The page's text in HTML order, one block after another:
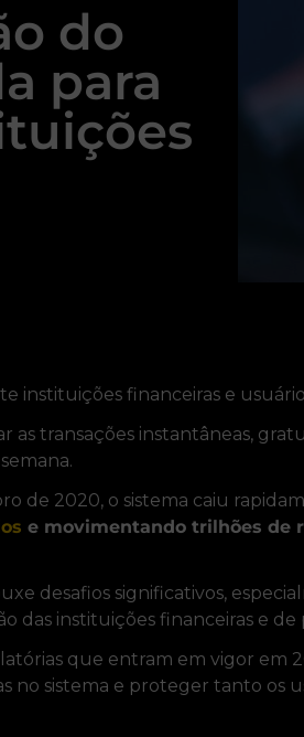
do
para
financeiras e
as transações instantâneas,
de 2020, o sistema caiu
e movimentando trilhões de
desafios significativos,
das instituições financeiras e
que entram em vigor em
no sistema e proteger tanto os